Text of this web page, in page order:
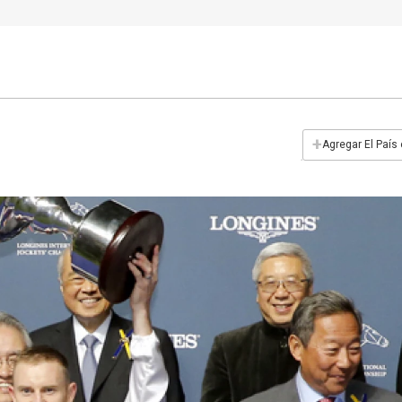
+Agregar El País